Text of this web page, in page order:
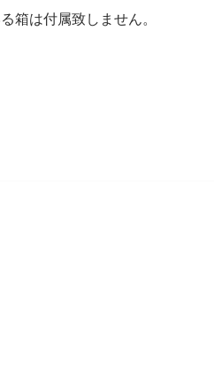
箱は付属致しません。